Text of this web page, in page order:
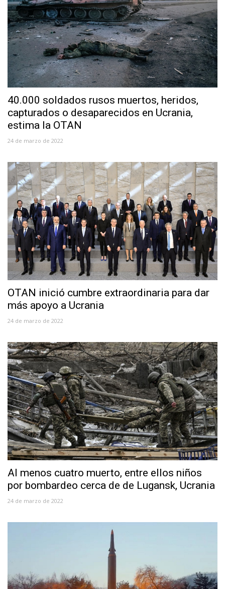
40.000 soldados rusos muertos, heridos,
capturados o desaparecidos en Ucrania,
estima la OTAN
24 de marzo de 2022
OTAN inició cumbre extraordinaria para dar
más apoyo a Ucrania
24 de marzo de 2022
Al menos cuatro muerto, entre ellos niños
por bombardeo cerca de de Lugansk, Ucrania
24 de marzo de 2022